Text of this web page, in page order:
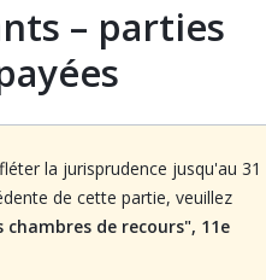
– parties
la jurisprudence jusqu'au 31
de cette partie, veuillez
chambres de recours", 11e